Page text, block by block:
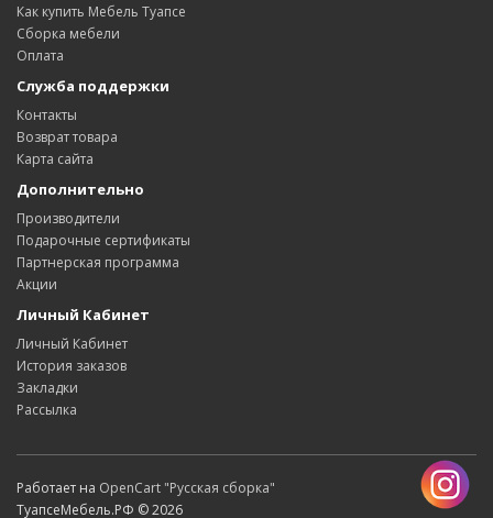
Как купить Мебель Туапсе
Сборка мебели
Оплата
Служба поддержки
Контакты
Возврат товара
Карта сайта
Дополнительно
Производители
Подарочные сертификаты
Партнерская программа
Акции
Личный Кабинет
Личный Кабинет
История заказов
Закладки
Рассылка
Работает на OpenCart "Русская сборка"
ТуапсеМебель.РФ © 2026